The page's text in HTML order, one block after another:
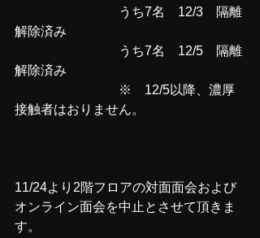
うち7名　12/3　隔離
解除済み
うち7名　12/5　隔離
解除済み
※　12/5以降、濃厚
接触者はおりません。
11/24より2階フロアの対面面会および
オンライン面会を中止とさせて頂きま
す。